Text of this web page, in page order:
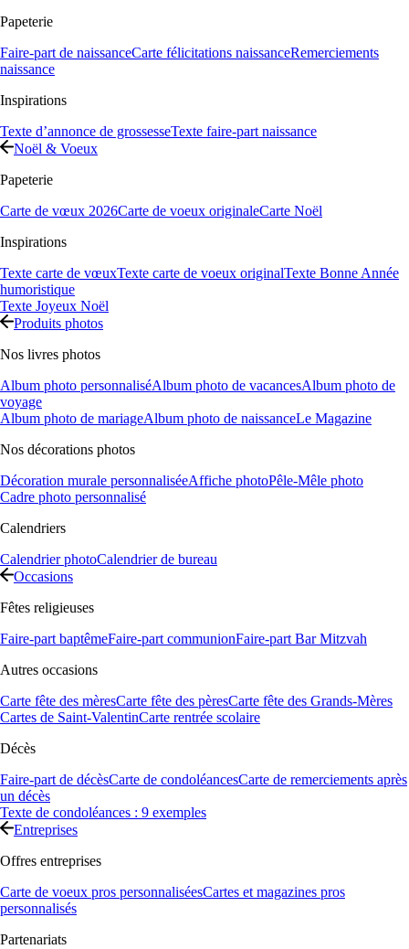
Papeterie
Faire-part de naissanceCarte félicitations naissanceRemerciements
naissance
Inspirations
Texte d’annonce de grossesseTexte faire-part naissance
Noël & Voeux
Papeterie
Carte de vœux 2026Carte de voeux originaleCarte Noël
Inspirations
Texte carte de vœuxTexte carte de voeux originalTexte Bonne Année
humoristique
Texte Joyeux Noël
Produits photos
Nos livres photos
Album photo personnaliséAlbum photo de vacancesAlbum photo de
voyage
Album photo de mariageAlbum photo de naissanceLe Magazine
Nos décorations photos
Décoration murale personnaliséeAffiche photoPêle-Mêle photo
Cadre photo personnalisé
Calendriers
Calendrier photoCalendrier de bureau
Occasions
Fêtes religieuses
Faire-part baptêmeFaire-part communionFaire-part Bar Mitzvah
Autres occasions
Carte fête des mèresCarte fête des pèresCarte fête des Grands-Mères
Cartes de Saint-ValentinCarte rentrée scolaire
Décès
Faire-part de décèsCarte de condoléancesCarte de remerciements après
un décès
Texte de condoléances : 9 exemples
Entreprises
Offres entreprises
Carte de voeux pros personnaliséesCartes et magazines pros
personnalisés
Partenariats